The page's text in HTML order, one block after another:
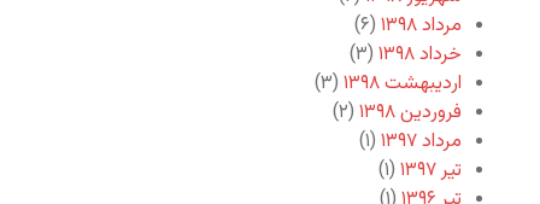
مرداد ۱۳۹۸
(۶)
خرداد ۱۳۹۸
(۳)
اردیبهشت ۱۳۹۸
(۳)
فروردین ۱۳۹۸
(۲)
مرداد ۱۳۹۷
(۱)
تیر ۱۳۹۷
(۱)